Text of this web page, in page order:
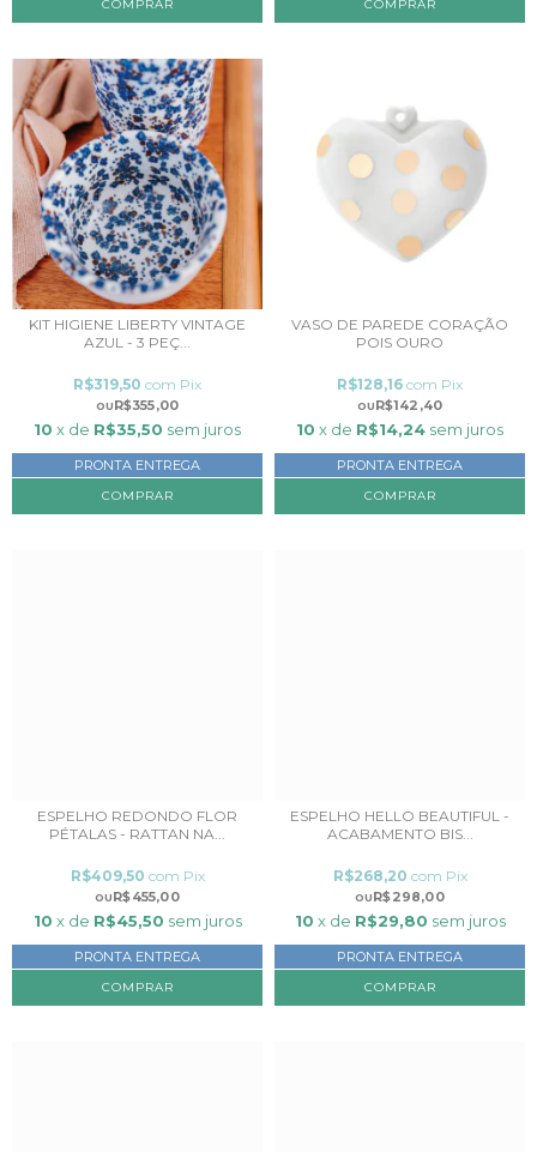
KIT HIGIENE LIBERTY VINTAGE
AZUL - 3 PEÇ...
R$355,00
R$319,50 com Pix
10 x de R$35,50 sem juros
PRONTA ENTREGA
VASO DE PAREDE CORAÇÃO
POIS OURO
R$142,40
R$128,16 com Pix
10 x de R$14,24 sem juros
PRONTA ENTREGA
ESPELHO REDONDO FLOR
PÉTALAS - RATTAN NA...
R$455,00
R$409,50 com Pix
10 x de R$45,50 sem juros
PRONTA ENTREGA
ESPELHO HELLO BEAUTIFUL -
ACABAMENTO BIS...
R$298,00
R$268,20 com Pix
10 x de R$29,80 sem juros
PRONTA ENTREGA